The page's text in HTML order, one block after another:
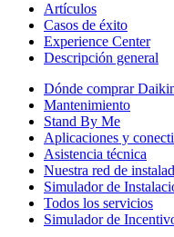
Artículos
Casos de éxito
Experience Center
Descripción general
Dónde comprar
Mantenimiento
Stand By Me
Aplicaciones y
Asistencia técnica
Nuestra red de
Simulador de
Todos los servicios
Simulador de